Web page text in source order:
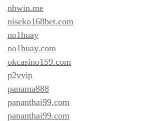
nbwin.me
niseko168bet.com
no1huay
no1huay.com
okcasino159.com
p2vvip
panama888
pananthai99.com
pananthai99.com